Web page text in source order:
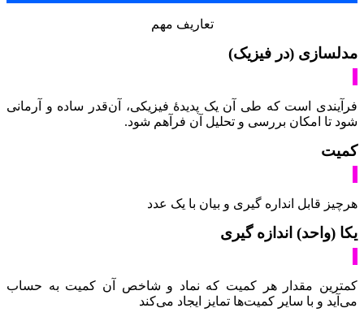
تعاریف مهم
مدلسازی (در فیزیک)
فرآیندی است که طی آن یک پدیدۀ فیزیکی، آن‌قدر ساده و آرمانی
شود تا امکان بررسی و تحلیل آن فرآهم شود.
کمیت
هرچیز قابل انداره گیری و بیان با یک عدد
یکا (واحد) اندازه گیری
کمترین مقدار هر کمیت که نماد و شاخص آن کمیت به حساب
می‌آید و با سایر کمیت‌ها تمایز ایجاد می‌کند